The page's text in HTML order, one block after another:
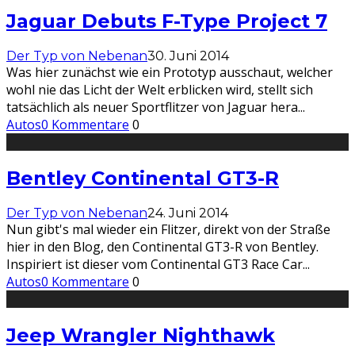
Jaguar Debuts F-Type Project 7
Der Typ von Nebenan30. Juni 2014
Was hier zunächst wie ein Prototyp ausschaut, welcher
wohl nie das Licht der Welt erblicken wird, stellt sich
tatsächlich als neuer Sportflitzer von Jaguar hera...
Autos0 Kommentare 0
Bentley Continental GT3-R
Der Typ von Nebenan24. Juni 2014
Nun gibt's mal wieder ein Flitzer, direkt von der Straße
hier in den Blog, den Continental GT3-R von Bentley.
Inspiriert ist dieser vom Continental GT3 Race Car...
Autos0 Kommentare 0
Jeep Wrangler Nighthawk